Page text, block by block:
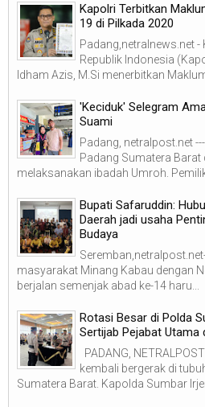
Kapolri Terbitkan
19 di Pilkada 2020
Padang,netralnews.net
Republik Indonesia
Idham Azis, M.Si menerbitkan
'Keciduk' Selegram
Suami
Padang, netralpost.net
Padang Sumatera Barat
melaksanakan ibadah Umroh.
Bupati Safaruddin:
Daerah jadi usaha
Budaya
masyarakat Minang Kabau dengan
berjalan semenjak abad ke-14 haru...
Rotasi Besar di Polda
Sertijab Pejabat Utama
PADANG,
kembali bergerak di
Sumatera Barat. Kapolda Sumbar